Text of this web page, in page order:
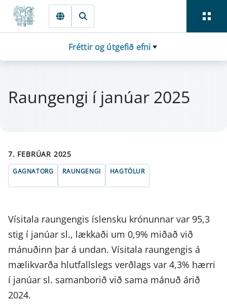
Fara beint í Meginmál
Fréttir og útgefið efni
Raun­gengi í janú­ar 2025
7. FEBRÚAR 2025
GAGNATORG RAUNGENGI HAGTÖLUR
Vísitala raungengis íslensku krónunnar var 95,3
stig í janúar sl., lækkaði um 0,9% miðað við
mánuðinn þar á undan. Vísitala raungengis á
mælikvarða hlutfallslegs verðlags var 4,3% hærri
í janúar sl. samanborið við sama mánuð árið
2024.